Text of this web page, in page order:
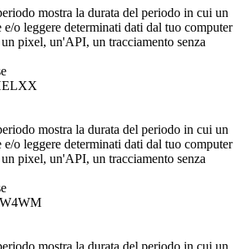
mostra la durata del periodo in cui un
o leggere determinati dati dal tuo computer
pixel, un'API, un tracciamento senza
mostra la durata del periodo in cui un
o leggere determinati dati dal tuo computer
pixel, un'API, un tracciamento senza